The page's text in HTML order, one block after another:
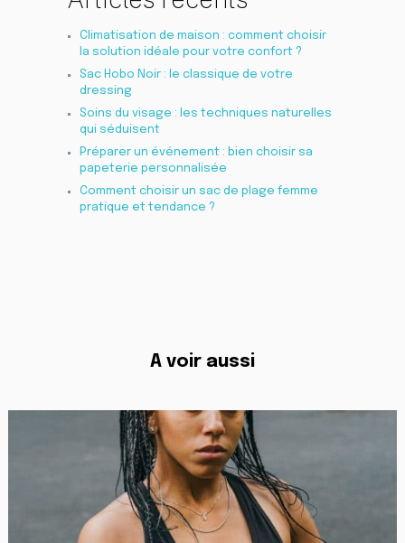
Climatisation de maison : comment choisir
la solution idéale pour votre confort ?
Sac Hobo Noir : le classique de votre
dressing
Soins du visage : les techniques naturelles
qui séduisent
Préparer un événement : bien choisir sa
papeterie personnalisée
Comment choisir un sac de plage femme
pratique et tendance ?
A voir aussi